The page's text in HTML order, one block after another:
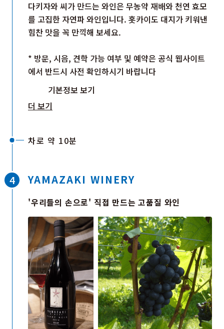
다키자와 씨가 만드는 와인은 무농약 재배와 천연 효모
를 고집한 자연파 와인입니다. 홋카이도 대지가 키워낸
힘찬 맛을 꼭 만끽해 보세요.
* 방문, 시음, 견학 가능 여부 및 예약은 공식 웹사이트
에서 반드시 사전 확인하시기 바랍니다
기본정보 보기
더 보기
차로 약 10분
YAMAZAKI WINERY
'우리들의 손으로' 직접 만드는 고품질 와인